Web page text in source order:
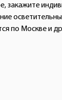
закажите
по Москве и